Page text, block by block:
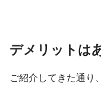
デメリットは
ご紹介してきた通り